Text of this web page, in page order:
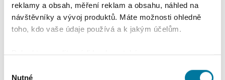
reklamy a obsah, měření reklam a obsahu, náhled na
návštěvníky a vývoj produktů. Máte možnosti ohledně
toho, kdo vaše údaje používá a k jakým účelům.
poloze, které mohou být přesné na několik metrů
Nutné